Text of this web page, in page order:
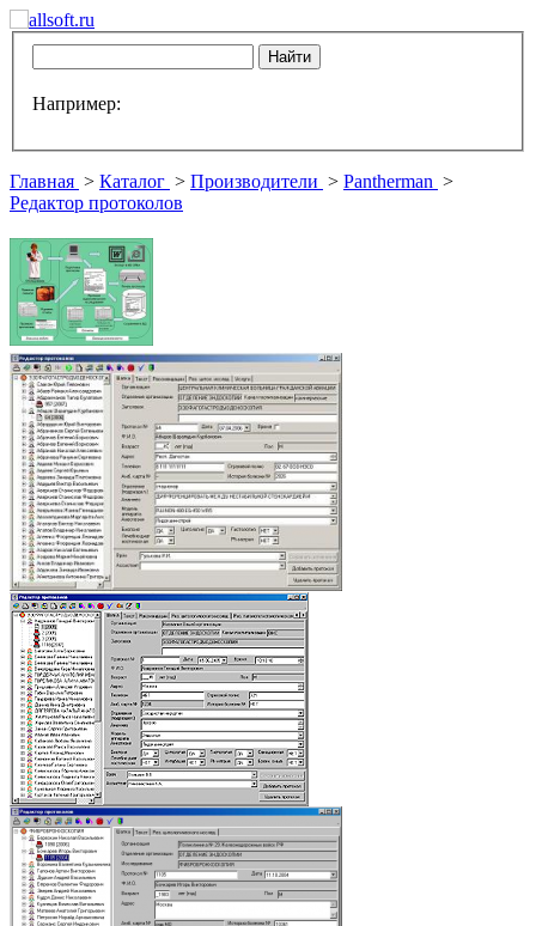
Например:
Главная > Каталог > Производители > Pantherman >
Редактор протоколов